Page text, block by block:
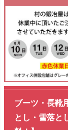
ブーツ・長靴
とし・雪落と